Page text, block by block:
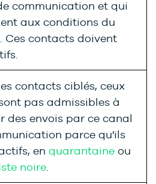
communication et qui
aux conditions du
Ces contacts doivent
contacts ciblés, ceux
pas admissibles à
des envois par ce canal
parce qu'ils
en quarantaine ou
noire